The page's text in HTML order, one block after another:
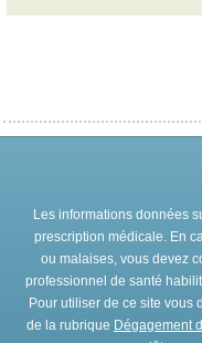
Les informations données
prescription médicale. En
ou malaises, vous devez
professionnel de santé
Pour utiliser de ce site vous
de la rubrique Dégagement